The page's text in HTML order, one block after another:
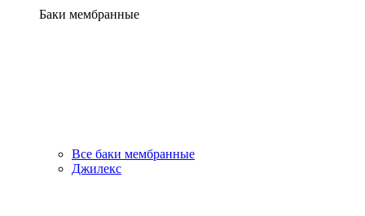
Баки мембранные
Все баки мембранные
Джилекс